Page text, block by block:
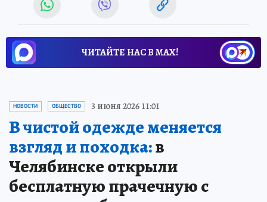
ЧИТАЙТЕ НАС В МАХ!
НОВОСТИ ОБЩЕСТВО 3 июня 2026 11:01
В чистой одежде меняется
взгляд и походка:в
Челябинске открыли
бесплатную прачечную с